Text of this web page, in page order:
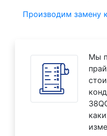
Производим замену
Мы